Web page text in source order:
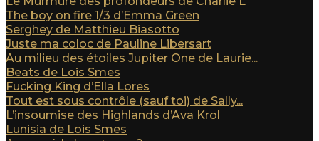
The boy on fire 1/3 d’Emma Green
Serghey de Matthieu Biasotto
Juste ma coloc de Pauline Libersart
Au milieu des étoiles Jupiter One de Laurie...
Beats de Lois Smes
Fucking King d’Ella Lores
Tout est sous contrôle (sauf toi) de Sally...
L’insoumise des Highlands d’Ava Krol
Lunisia de Lois Smes